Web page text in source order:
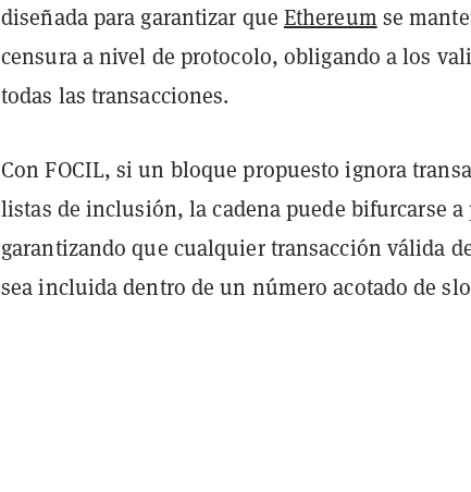
diseñada para garantizar que Ethereum se
censura a nivel de protocolo, obligando a los
todas las transacciones.
Con FOCIL, si un bloque propuesto ignora
listas de inclusión, la cadena puede bifurcarse a
garantizando que cualquier transacción válida
sea incluida dentro de un número acotado de